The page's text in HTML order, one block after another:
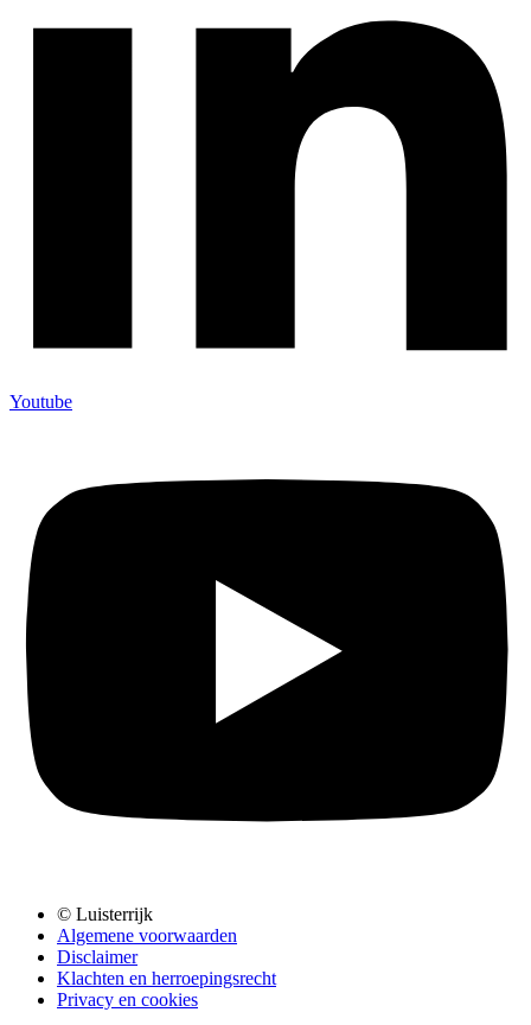
Youtube
© Luisterrijk
Algemene voorwaarden
Disclaimer
Klachten en herroepingsrecht
Privacy en cookies